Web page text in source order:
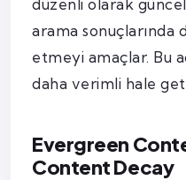
düzenli olarak
arama sonuçlarında
etmeyi amaçlar. Bu
daha verimli hale
Evergreen
Content Decay